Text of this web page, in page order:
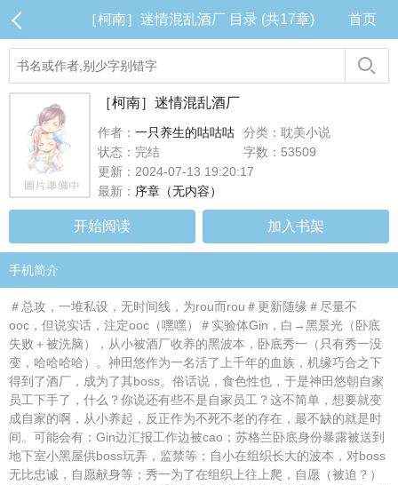
［柯南］迷情混乱酒厂 目录 (共17章) 首页
［柯南］迷情混乱酒厂
作者： 一只养生的咕咕咕
分类：耽美小说
状态：完结
字数：53509
更新：2024-07-13 19:20:17
最新： 序章（无内容）
开始阅读 加入书架
手机简介
＃总攻，一堆私设，无时间线，为rou而rou＃更新随缘＃尽量不
ooc，但说实话，注定ooc（嘿嘿）＃实验体Gin，白→黑景光（卧底
失败＋被洗脑），从小被酒厂收养的黑波本，卧底秀一（只有秀一没
变，哈哈哈哈）。神田悠作为一名活了上千年的血族，机缘巧合之下
得到了酒厂，成为了其boss。俗话说，食色性也，于是神田悠朝自家
员工下手了，什么？你说还有些不是自家员工？这不简单，想要就变
成自家的啊，从小养起，反正作为不死不老的存在，最不缺的就是时
间。可能会有：Gin边汇报工作边被cao；苏格兰卧底身份暴露被送到
地下室小黑屋供boss玩弄，监禁等；自小在组织长大的波本，对boss
无比忠诚，自愿献身等；秀一为了在组织上往上爬，自愿（被迫？）